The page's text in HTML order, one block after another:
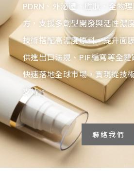
PDRN、外泌體、胜肽、全物
方，支援多劑型開發與活性濃
技術搭配高濃度原料，提升面
供進出口法規、PIF編寫等全
快速落地全球市場，實現從技
支持。
聯絡我們